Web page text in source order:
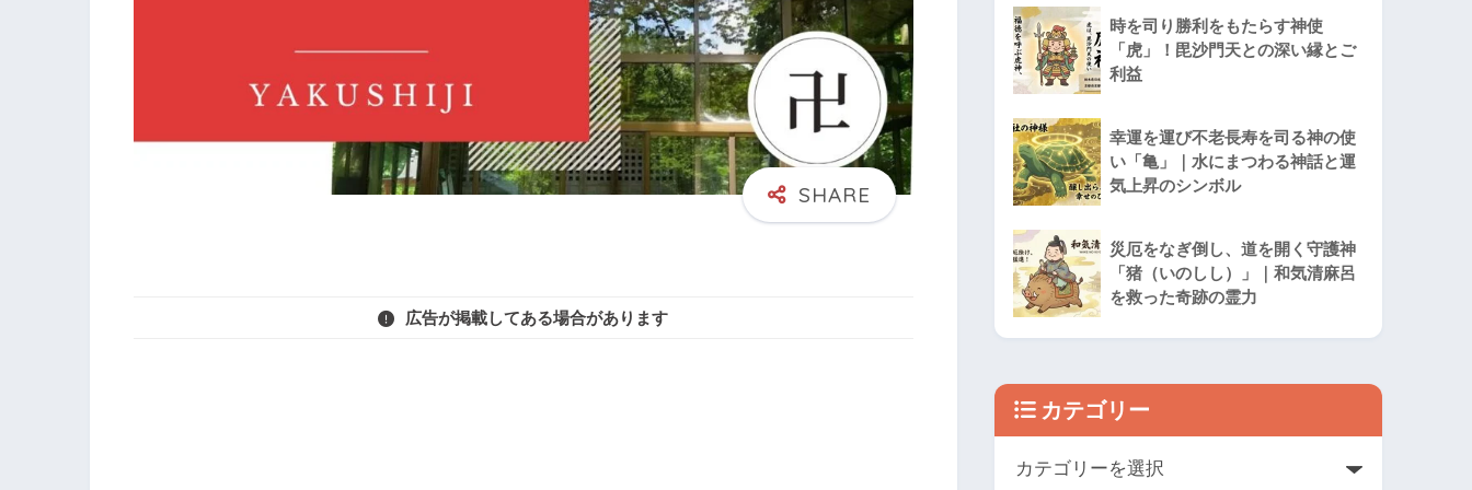
広告が掲載してある場合があります
時を司り勝利をもたらす神使
「虎」！毘沙門天との深い縁とご
利益
幸運を運び不老長寿を司る神の使
い「亀」｜水にまつわる神話と運
気上昇のシンボル
災厄をなぎ倒し、道を開く守護神
「猪（いのしし）」｜和気清麻呂
を救った奇跡の霊力
カテゴリー